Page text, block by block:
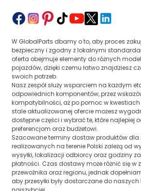
W GlobalParts dbamy o to, aby proces
bezpieczny i zgodny z lokalnymi
oferta obejmuje elementy do różnych
pojazdów, dzięki czemu łatwo znajdziesz
swoich potrzeb.
Nasz zespół służy wsparciem na każdym
odpowiednich komponentów, przez
kompatybilności, aż po pomoc w kwestiach
stale aktualizowanej ofercie możesz
dostępne części i wybrać te, które najlepiej
preferencjom oraz budżetowi.
Szacowane terminy dostaw produktów dla
realizowanych na terenie Polski zależą od
wysyłki, lokalizacji odbiorcy oraz godziny
płatności. Czas dostawy może różnić się w
przewoźnika oraz regionu, jednak
aby przesyłki były dostarczane do